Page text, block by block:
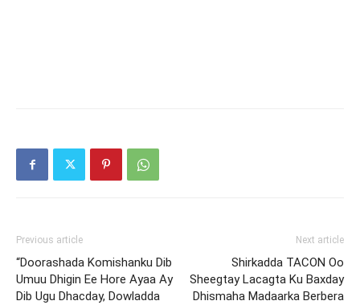
Previous article
“Doorashada Komishanku Dib
Umuu Dhigin Ee Hore Ayaa Ay
Dib Ugu Dhacday, Dowladda
Next article
Shirkadda TACON Oo
Sheegtay Lacagta Ku Baxday
Dhismaha Madaarka Berbera